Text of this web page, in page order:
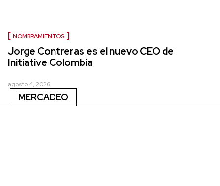
NOMBRAMIENTOS
Jorge Contreras es el nuevo CEO de
Initiative Colombia
agosto 4, 2026
MERCADEO